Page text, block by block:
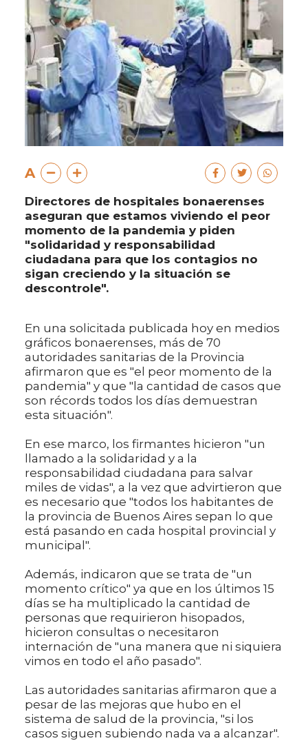
A
Directores de hospitales bonaerenses
aseguran que estamos viviendo el peor
momento de la pandemia y piden
"solidaridad y responsabilidad
ciudadana para que los contagios no
sigan creciendo y la situación se
descontrole".
En una solicitada publicada hoy en medios
gráficos bonaerenses, más de 70
autoridades sanitarias de la Provincia
afirmaron que es "el peor momento de la
pandemia" y que "la cantidad de casos que
son récords todos los días demuestran
esta situación".
En ese marco, los firmantes hicieron "un
llamado a la solidaridad y a la
responsabilidad ciudadana para salvar
miles de vidas", a la vez que advirtieron que
es necesario que "todos los habitantes de
la provincia de Buenos Aires sepan lo que
está pasando en cada hospital provincial y
municipal".
Además, indicaron que se trata de "un
momento crítico" ya que en los últimos 15
días se ha multiplicado la cantidad de
personas que requirieron hisopados,
hicieron consultas o necesitaron
internación de "una manera que ni siquiera
vimos en todo el año pasado".
Las autoridades sanitarias afirmaron que a
pesar de las mejoras que hubo en el
sistema de salud de la provincia, "si los
casos siguen subiendo nada va a alcanzar".